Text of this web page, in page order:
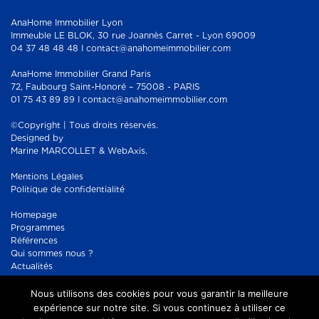
AnaHome Immobilier Lyon
Immeuble LE BLOK, 30 rue Joannès Carret - Lyon 69009
04 37 48 48 48 I contact@anahomeimmobilier.com
AnaHome Immobilier Grand Paris
72, Faubourg Saint-Honoré – 75008 - PARIS
01 75 43 89 89 I contact@anahomeimmobilier.com
©Copyright | Tous droits réservés.
Designed by
Marine MARCOLLET & WebAxis.
Mentions Légales
Politique de confidentialité
Homepage
Programmes
Références
Qui sommes nous ?
Actualités
Réseaux sociaux :
Facebook
Nous utilisons des cookies pour vous garantir la meilleure
expérience sur notre site. Si vous continuez à utiliser ce